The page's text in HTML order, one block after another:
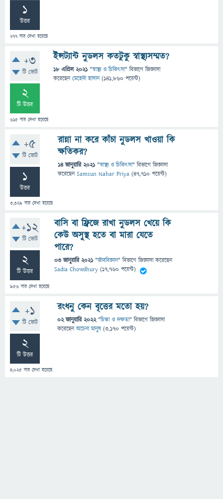
1
উত্তর
277 বার দেখা হয়েছে
+3
টি ভোট
2
টি উত্তর
615 বার দেখা হয়েছে
ইন্সট্যান্ট নুডলস কতটুকু স্বাস্থ্যসম্মত?
18 এপ্রিল 2021 "স্বাস্থ্য ও চিকিৎসা" বিভাগে জিজ্ঞাসা
করেছেনমেহেদী হাসান (141,860 পয়েন্ট)
+5
টি ভোট
1
উত্তর
3,329 বার দেখা হয়েছে
রান্না না করে কাঁচা নুডলস খাওয়া কি
ক্ষতিকর?
14 জানুয়ারি 2021 "স্বাস্থ্য ও চিকিৎসা" বিভাগে জিজ্ঞাসা
করেছেনSamsun Nahar Priya (47,710 পয়েন্ট)
+12
টি ভোট
2
টি উত্তর
956 বার দেখা হয়েছে
বাসি বা ফ্রিজে রাখা নুডলস খেয়ে কি
কেউ অসুস্থ হতে বা মারা যেতে
পারে?
03 জানুয়ারি 2021 "জীববিজ্ঞান" বিভাগে জিজ্ঞাসাকরেছেন
Sadia Chowdhury (17,760 পয়েন্ট)
+1
টি ভোট
2
টি উত্তর
4,025 বার দেখা হয়েছে
রংধনু কেন বৃত্তের মতো হয়?
02 জানুয়ারি 2022 "চিন্তা ও দক্ষতা" বিভাগে জিজ্ঞাসা
করেছেনঅচেনা মানুষ (3,170 পয়েন্ট)